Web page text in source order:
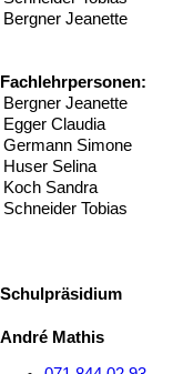
Bergner Jeanette
Fachlehrpersonen:
Bergner Jeanette
Egger Claudia
Germann Simone
Huser Selina
Koch Sandra
Schneider Tobias
Schulpräsidium
André Mathis